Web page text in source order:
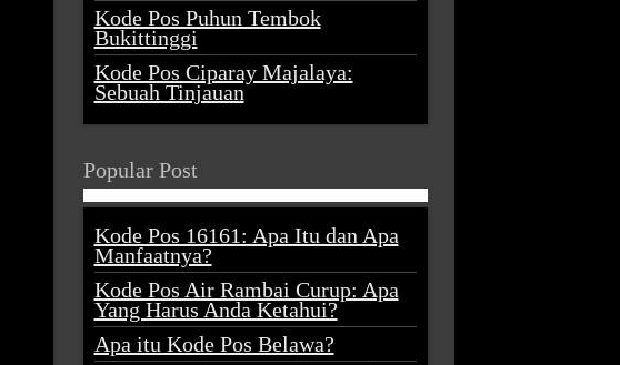
Kode Pos Puhun Tembok
Bukittinggi
Kode Pos Ciparay Majalaya:
Sebuah Tinjauan
Popular Post
Kode Pos 16161: Apa Itu dan Apa
Manfaatnya?
Kode Pos Air Rambai Curup: Apa
Yang Harus Anda Ketahui?
Apa itu Kode Pos Belawa?